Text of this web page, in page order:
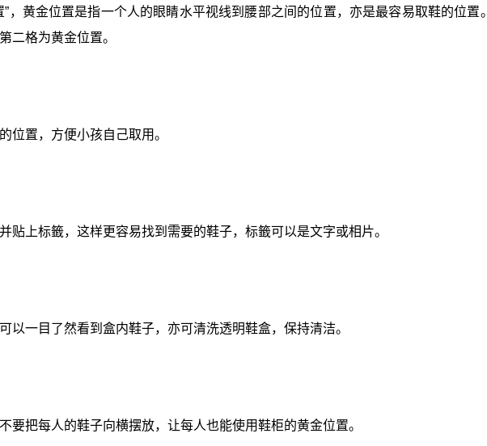
，黄金位置是指一个人的眼睛水平视线到腰部之间的位置，亦是最容易取鞋的位置。
二格为黄金位置。
位置，方便小孩自己取用。
贴上标籤，这样更容易找到需要的鞋子，标籤可以是文字或相片。
以一目了然看到盒内鞋子，亦可清洗透明鞋盒，保持清洁。
要把每人的鞋子向横摆放，让每人也能使用鞋柜的黄金位置。